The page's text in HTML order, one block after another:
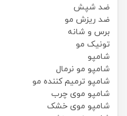
ضد شپش
ضد ریزش مو
برس و شانه
تونیک مو
شامپو
شامپو مو نرمال
شامپو ترمیم کننده مو
شامپو موی چرب
شامپو موی خشک